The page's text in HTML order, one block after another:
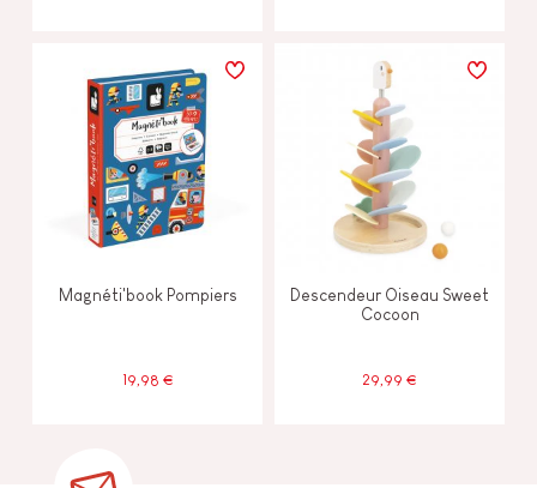
Magnéti'book Pompiers
19,98 €
Descendeur Oiseau Sweet
Cocoon
29,99 €